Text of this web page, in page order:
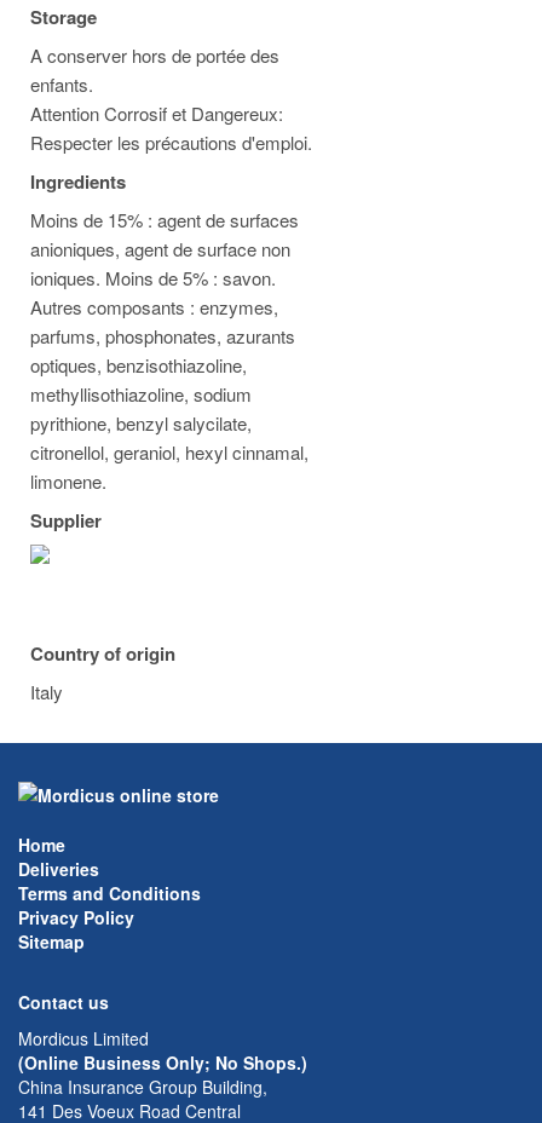
Storage
A conserver hors de portée des
enfants.
Attention Corrosif et Dangereux:
Respecter les précautions d'emploi.
Ingredients
Moins de 15% : agent de surfaces
anioniques, agent de surface non
ioniques. Moins de 5% : savon.
Autres composants : enzymes,
parfums, phosphonates, azurants
optiques, benzisothiazoline,
methyllisothiazoline, sodium
pyrithione, benzyl salycilate,
citronellol, geraniol, hexyl cinnamal,
limonene.
Supplier
Country of origin
Italy
Home
Deliveries
Terms and Conditions
Privacy Policy
Sitemap
Contact us
Mordicus Limited
(Online Business Only; No Shops.)
China Insurance Group Building,
141 Des Voeux Road Central